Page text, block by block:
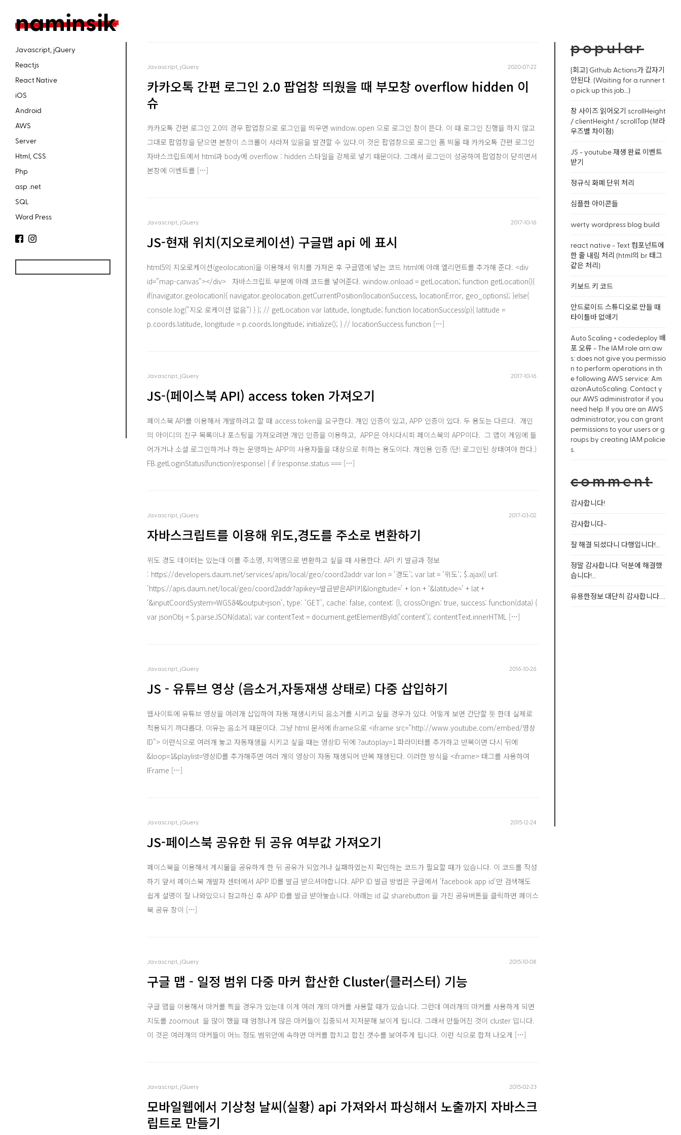
naminsik
Javascript, jQuery
Reactjs
React Native
iOS
Android
AWS
Server
Html, CSS
Php
asp .net
SQL
Word Press
Javascript, jQuery 2020‧07‧22
카카오톡 간편 로그인 2.0 팝업창 띄웠을 때 부모창 overflow hidden 이
슈
카카오톡 간편 로그인 2.0의 경우 팝업창으로 로그인을 띄우면 window.open 으로 로그인 창이 뜬다. 이 때 로그인 진행을 하지 않고
그대로 팝업창을 닫으면 본창이 스크롤이 사라져 있음을 발견할 수 있다.이 것은 팝업창으로 로그인 폼 띄울 때 카카오톡 간편 로그인
자바스크립트에서 html과 body에 overflow : hidden 스타일을 강제로 넣기 때문이다. 그래서 로그인이 성공하여 팝업창이 닫히면서
본창에 이벤트를 […]
Javascript, jQuery 2017‧10‧16
JS-현재 위치(지오로케이션) 구글맵 api 에 표시
html5의 지오로케이션(geolocation)을 이용해서 위치를 가져온 후 구글맵에 넣는 코드 html에 아래 엘리먼트를 추가해 준다. <div
id="map-canvas"></div> 자바스크립트 부분에 아래 코드를 넣어준다. window.onload = getLocation; function getLocation(){
if(navigator.geolocation){ navigator.geolocation.getCurrentPosition(locationSuccess, locationError, geo_options); }else{
console.log("지오 로케이션 없음") } }; // getLocation var latitude, longitude; function locationSuccess(p){ latitude =
p.coords.latitude, longitude = p.coords.longitude; initialize(); } // locationSuccess function […]
Javascript, jQuery 2017‧10‧16
JS-(페이스북 API) access token 가져오기
페이스북 API를 이용해서 개발하려고 할 때 access token을 요구한다. 개인 인증이 있고, APP 인증이 있다. 두 용도는 다르다. 개인
의 아이디의 친구 목록이나 포스팅을 가져오려면 개인 인증을 이용하고, APP은 아시다시피 페이스북의 APP이다. 그 앱이 게임에 들
어가거나 소셜 로그인하거나 하는 운영하는 APP의 사용자들을 대상으로 취하는 용도이다. 개인용 인증 (단! 로그인된 상태여야 한다.)
FB.getLoginStatus(function(response) { if (response.status === […]
Javascript, jQuery 2017‧03‧02
자바스크립트를 이용해 위도,경도를 주소로 변환하기
위도 경도 데이터는 있는데 이를 주소명, 지역명으로 변환하고 싶을 때 사용한다. API 키 발급과 정보
: https://developers.daum.net/services/apis/local/geo/coord2addr var lon = '경도'; var lat = '위도'; $.ajax({ url:
'https://apis.daum.net/local/geo/coord2addr?apikey=발급받은API키&longitude=' + lon + '&latitude=' + lat +
'&inputCoordSystem=WGS84&output=json', type: 'GET', cache: false, context: {}, crossOrigin: true, success: function(data) {
var jsonObj = $.parseJSON(data); var contentText = document.getElementById('content'); contentText.innerHTML […]
Javascript, jQuery 2016‧10‧26
JS - 유튜브 영상 (음소거,자동재생 상태로) 다중 삽입하기
웹사이트에 유튜브 영상을 여러개 삽입하여 자동 재생시키되 음소거를 시키고 싶을 경우가 있다. 어떻게 보면 간단할 듯 한데 실제로
적용되기 까다롭다. 이유는 음소거 때문이다. 그냥 html 문서에 iframe으로 <iframe src="http://www.youtube.com/embed/영상
ID"> 이런식으로 여러개 놓고 자동재생을 시키고 싶을 때는 영상ID 뒤에 ?autoplay=1 파라미터를 추가하고 반복이면 다시 뒤에
&loop=1&playlist=영상ID를 추가해주면 여러 개의 영상이 자동 재생되어 반복 재생된다. 이러한 방식을 <iframe> 태그를 사용하여
IFrame […]
Javascript, jQuery 2015‧12‧24
JS-페이스북 공유한 뒤 공유 여부값 가져오기
페이스북을 이용해서 게시물을 공유하게 한 뒤 공유가 되었거나 실패하였는지 확인하는 코드가 필요할 때가 있습니다. 이 코드를 작성
하기 앞서 페이스북 개발자 센터에서 APP ID를 발급 받으셔야합니다. APP ID 발급 방법은 구글에서 'facebook app id'만 검색해도
쉽게 설명이 잘 나와있으니 참고하신 후 APP ID를 발급 받아놓습니다. 아래는 id 값 sharebutton 을 가진 공유버튼을 클릭하면 페이스
북 공유 창이 […]
Javascript, jQuery 2015‧10‧08
구글 맵 - 일정 범위 다중 마커 합산한 Cluster(클러스터) 기능
구글 맵을 이용해서 마커를 찍을 경우가 있는데 이게 여러 개의 마커를 사용할 때가 있습니다. 그런데 여러개의 마커를 사용하게 되면
지도를 zoomout 을 많이 했을 때 엄청나게 많은 마커들이 집중되서 지저분해 보이게 됩니다. 그래서 만들어진 것이 cluster 입니다.
이 것은 여러개의 마커들이 어느 정도 범위안에 속하면 마커를 합치고 합친 갯수를 보여주게 됩니다. 이런 식으로 합쳐 나오게 […]
Javascript, jQuery 2015‧02‧23
모바일웹에서 기상청 날씨(실황) api 가져와서 파싱해서 노출까지 자바스크
립트로 만들기
popular
[회고] Github Actions가 갑자기
안된다. (Waiting for a runner t
o pick up this job…)
창 사이즈 읽어오기 scrollHeight
/ clientHeight / scrollTop (브라
우즈별 차이점)
JS - youtube 재생 완료 이벤트
받기
정규식 화폐 단위 처리
심플한 아이콘들
werty wordpress blog build
react native - Text 컴포넌트에
한 줄 내림 처리 (html의 br 태그
같은 처리)
키보드 키 코드
안드로이드 스튜디오로 만들 때
타이틀바 없애기
Auto Scaling + codedeploy 배
포 오류 - The IAM role arn:aw
s: does not give you permissio
n to perform operations in th
e following AWS service: Am
azonAutoScaling. Contact y
our AWS administrator if you
need help. If you are an AWS
administrator, you can grant
permissions to your users or g
roups by creating IAM policie
s.
comment
감사합니다!
감사합니다~
잘 해결 되셨다니 다행입니다!...
정말 감사합니다. 덕분에 해결했
습니다!...
유용한정보 대단히 감사합니다....